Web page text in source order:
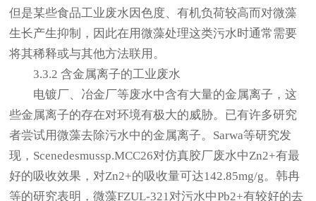
但是某些食品工业废水因色度、有机负荷较高而对微藻
生长产生抑制，因此在用微藻处理这类污水时通常需要
将其稀释或与其他方法联用。
3.3.2 含金属离子的工业废水
电镀厂、冶金厂等废水中含有大量的金属离子，这
些金属离子的存在对环境有极大的威胁。已有许多研究
者尝试用微藻去除污水中的金属离子。Sarwa等研究发
现，Scenedesmussp.MCC26对仿真胶厂废水中Zn2+有最
好的吸收效果，对Zn2+的吸收量可达142.85mg/g。韩冉
等的研究表明，微藻FZUL-321对污水中Pb2+有较好的去